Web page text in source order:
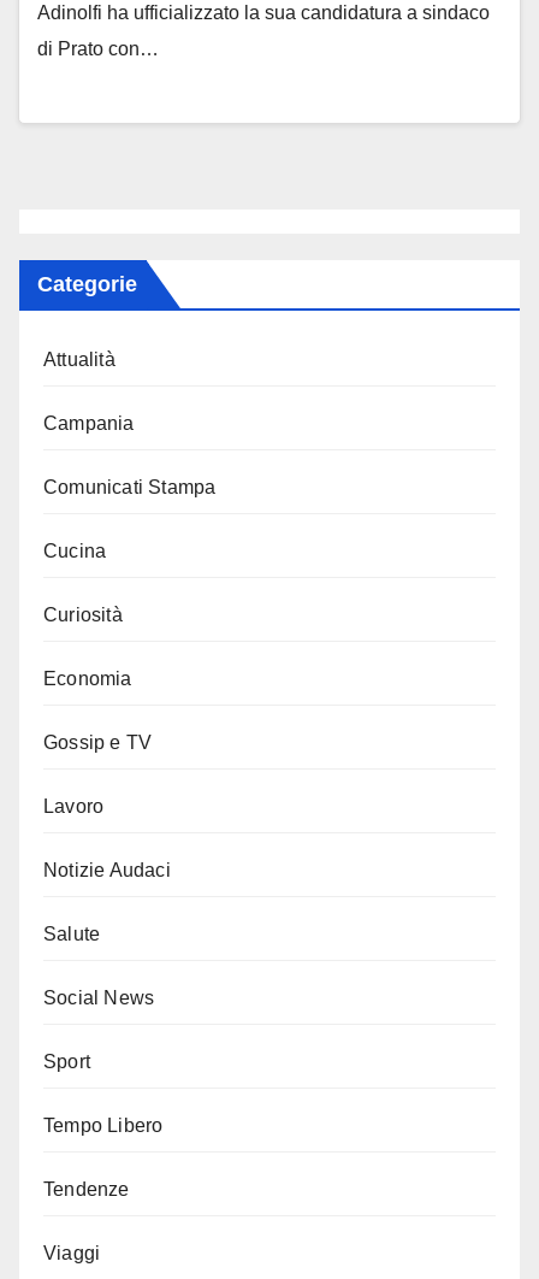
Adinolfi ha ufficializzato la sua candidatura a sindaco
di Prato con…
Categorie
Attualità
Campania
Comunicati Stampa
Cucina
Curiosità
Economia
Gossip e TV
Lavoro
Notizie Audaci
Salute
Social News
Sport
Tempo Libero
Tendenze
Viaggi